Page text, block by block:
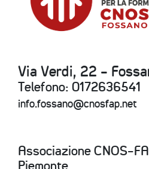
Via Verdi, 22 -
Telefono: 0172636541
info.fossano@cnosfap.net
Associazione CNOS-
Piemonte